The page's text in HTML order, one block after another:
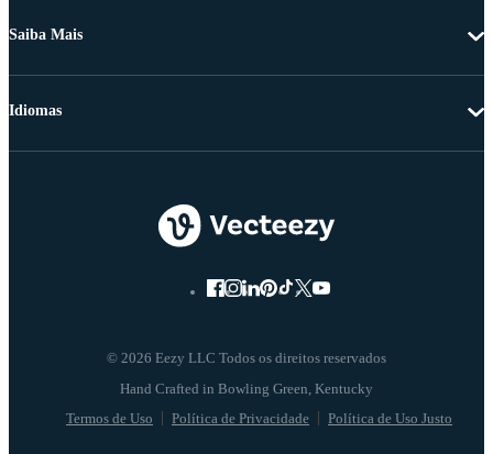
Saiba Mais
© 2026 Eezy LLC Todos os direitos reservados
Termos de Uso Política de Privacidade Política de Uso Justo
Idiomas